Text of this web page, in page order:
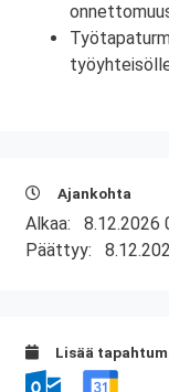
Ajankohta
Alkaa: 8.12.2026
Päättyy:
Lisää